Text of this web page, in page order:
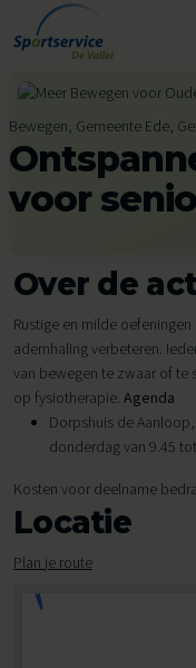
Ga naar de inhoud
Bewegen, Gemeente Ede,
voor
Over de
Rustige en milde
ademhaling verbeteren.
van bewegen te zwaar of te
op fysiotherapie. Agenda
Dorpshuis de
donderdag van 9.45
Kosten voor deelname
Locatie
Plan je route